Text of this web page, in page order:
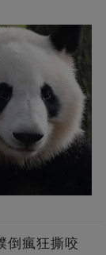
倒瘋狂撕咬